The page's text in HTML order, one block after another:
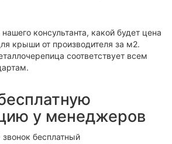
консультанта, какой будет цена
крыши от производителя за м2.
соответствует всем
у менеджеров